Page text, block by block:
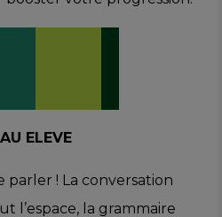
ELEVE
parler ! La conversation
l’espace, la grammaire